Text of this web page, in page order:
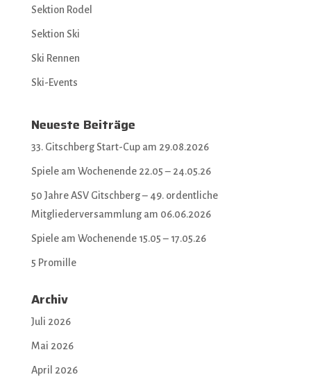
Sektion Rodel
Sektion Ski
Ski Rennen
Ski-Events
Neueste Beiträge
33. Gitschberg Start-Cup am 29.08.2026
Spiele am Wochenende 22.05 – 24.05.26
50 Jahre ASV Gitschberg – 49. ordentliche
Mitgliederversammlung am 06.06.2026
Spiele am Wochenende 15.05 – 17.05.26
5 Promille
Archiv
Juli 2026
Mai 2026
April 2026